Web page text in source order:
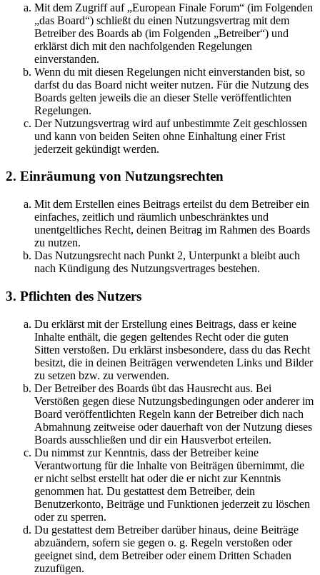
Mit dem Zugriff auf „European Finale Forum“ (im Folgenden
„das Board“) schließt du einen Nutzungsvertrag mit dem
Betreiber des Boards ab (im Folgenden „Betreiber“) und
erklärst dich mit den nachfolgenden Regelungen
einverstanden.
Wenn du mit diesen Regelungen nicht einverstanden bist, so
darfst du das Board nicht weiter nutzen. Für die Nutzung des
Boards gelten jeweils die an dieser Stelle veröffentlichten
Regelungen.
Der Nutzungsvertrag wird auf unbestimmte Zeit geschlossen
und kann von beiden Seiten ohne Einhaltung einer Frist
jederzeit gekündigt werden.
2. Einräumung von Nutzungsrechten
Mit dem Erstellen eines Beitrags erteilst du dem Betreiber ein
einfaches, zeitlich und räumlich unbeschränktes und
unentgeltliches Recht, deinen Beitrag im Rahmen des Boards
zu nutzen.
Das Nutzungsrecht nach Punkt 2, Unterpunkt a bleibt auch
nach Kündigung des Nutzungsvertrages bestehen.
3. Pflichten des Nutzers
Du erklärst mit der Erstellung eines Beitrags, dass er keine
Inhalte enthält, die gegen geltendes Recht oder die guten
Sitten verstoßen. Du erklärst insbesondere, dass du das Recht
besitzt, die in deinen Beiträgen verwendeten Links und Bilder
zu setzen bzw. zu verwenden.
Der Betreiber des Boards übt das Hausrecht aus. Bei
Verstößen gegen diese Nutzungsbedingungen oder anderer im
Board veröffentlichten Regeln kann der Betreiber dich nach
Abmahnung zeitweise oder dauerhaft von der Nutzung dieses
Boards ausschließen und dir ein Hausverbot erteilen.
Du nimmst zur Kenntnis, dass der Betreiber keine
Verantwortung für die Inhalte von Beiträgen übernimmt, die
er nicht selbst erstellt hat oder die er nicht zur Kenntnis
genommen hat. Du gestattest dem Betreiber, dein
Benutzerkonto, Beiträge und Funktionen jederzeit zu löschen
oder zu sperren.
Du gestattest dem Betreiber darüber hinaus, deine Beiträge
abzuändern, sofern sie gegen o. g. Regeln verstoßen oder
geeignet sind, dem Betreiber oder einem Dritten Schaden
zuzufügen.